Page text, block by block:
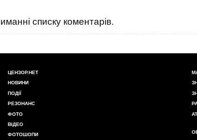
списку коментарів.
ЦЕНЗОР.НЕТ
НОВИНИ
ПОДІЇ
РЕЗОНАНС
ФОТО
ВІДЕО
ФОТОШОПИ